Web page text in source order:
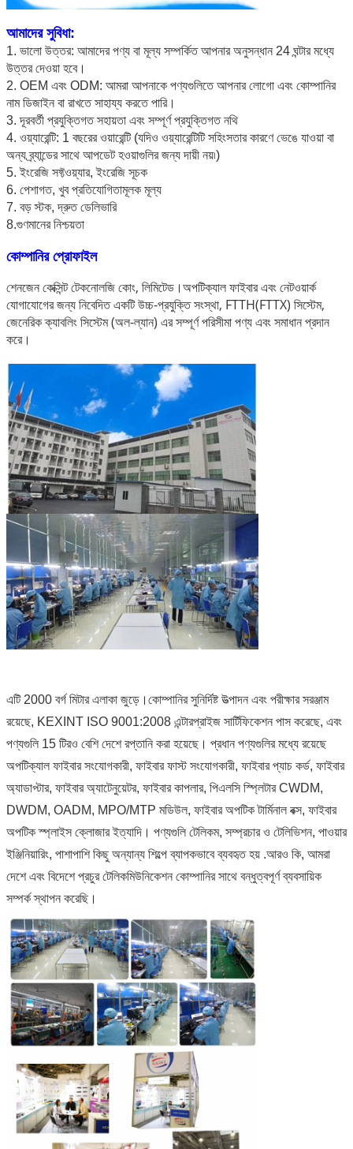
আমাদের সুবিধা:
1. ভালো উত্তর: আমাদের পণ্য বা মূল্য সম্পর্কিত আপনার অনুসন্ধান 24 ঘন্টার মধ্যে
উত্তর দেওয়া হবে।
2. OEM এবং ODM: আমরা আপনাকে পণ্যগুলিতে আপনার লোগো এবং কোম্পানির
নাম ডিজাইন বা রাখতে সাহায্য করতে পারি।
3. দূরবর্তী প্রযুক্তিগত সহায়তা এবং সম্পূর্ণ প্রযুক্তিগত নথি
4. ওয়্যারেন্টি: 1 বছরের ওয়ারেন্টি (যদিও ওয়্যারেন্টিটি সহিংসতার কারণে ভেঙে যাওয়া বা
অন্য ব্র্যান্ডের সাথে আপডেট হওয়াগুলির জন্য দায়ী নয়৷)
5. ইংরেজি সফ্টওয়্যার, ইংরেজি সূচক
6. পেশাগত, খুব প্রতিযোগিতামূলক মূল্য
7. বড় স্টক, দ্রুত ডেলিভারি
8.গুণমানের নিশ্চয়তা
কোম্পানির প্রোফাইল
শেনজেন কেক্সিন্ট টেকনোলজি কোং, লিমিটেড।অপটিক্যাল ফাইবার এবং নেটওয়ার্ক
যোগাযোগের জন্য নিবেদিত একটি উচ্চ-প্রযুক্তি সংস্থা, FTTH(FTTX) সিস্টেম,
জেনেরিক ক্যাবলিং সিস্টেম (অল-ল্যান) এর সম্পূর্ণ পরিসীমা পণ্য এবং সমাধান প্রদান
করে।
এটি 2000 বর্গ মিটার এলাকা জুড়ে।কোম্পানির সুনির্দিষ্ট উত্পাদন এবং পরীক্ষার সরঞ্জাম
রয়েছে, KEXINT ISO 9001:2008 এন্টারপ্রাইজ সার্টিফিকেশন পাস করেছে, এবং
পণ্যগুলি 15 টিরও বেশি দেশে রপ্তানি করা হয়েছে। প্রধান পণ্যগুলির মধ্যে রয়েছে
অপটিক্যাল ফাইবার সংযোগকারী, ফাইবার ফাস্ট সংযোগকারী, ফাইবার প্যাচ কর্ড, ফাইবার
অ্যাডাপ্টার, ফাইবার অ্যাটেনুয়েটর, ফাইবার কাপলার, পিএলসি স্প্লিটার CWDM,
DWDM, OADM, MPO/MTP মডিউল, ফাইবার অপটিক টার্মিনাল বক্স, ফাইবার
অপটিক স্প্লাইস ক্লোজার ইত্যাদি। পণ্যগুলি টেলিকম, সম্প্রচার ও টেলিভিশন, পাওয়ার
ইঞ্জিনিয়ারিং, পাশাপাশি কিছু অন্যান্য শিল্পে ব্যাপকভাবে ব্যবহৃত হয় .আরও কি, আমরা
দেশে এবং বিদেশে প্রচুর টেলিকমিউনিকেশন কোম্পানির সাথে বন্ধুত্বপূর্ণ ব্যবসায়িক
সম্পর্ক স্থাপন করেছি।